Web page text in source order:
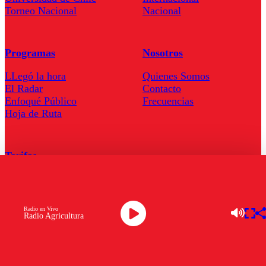
Radio Agricultura
Radio en Vivo
Torneo Nacional
Nacional
Programas
LLegó la hora
El Radar
Enfoqué Público
Hoja de Ruta
Nosotros
Quienes Somos
Contacto
Frecuencias
Tarifas